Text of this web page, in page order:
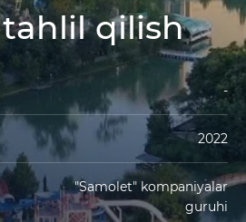
qilish
-
2022
"Samolet" kompaniyalar
guruhi